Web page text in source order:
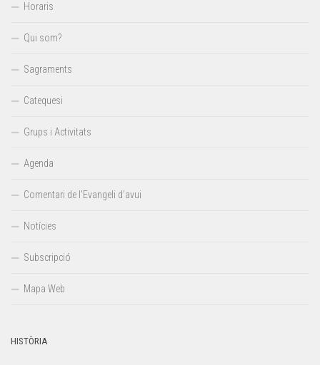
Horaris
Qui som?
Sagraments
Catequesi
Grups i Activitats
Agenda
Comentari de l’Evangeli d’avui
Notícies
Subscripció
Mapa Web
HISTÒRIA